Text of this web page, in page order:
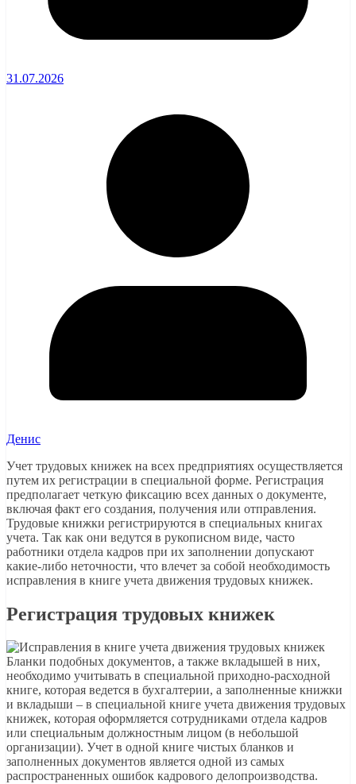
31.07.2026
Денис
Учет трудовых книжек на всех предприятиях осуществляется
путем их регистрации в специальной форме. Регистрация
предполагает четкую фиксацию всех данных о документе,
включая факт его создания, получения или отправления.
Трудовые книжки регистрируются в специальных книгах
учета. Так как они ведутся в рукописном виде, часто
работники отдела кадров при их заполнении допускают
какие-либо неточности, что влечет за собой необходимость
исправления в книге учета движения трудовых книжек.
Регистрация трудовых книжек
Бланки подобных документов, а также вкладышей в них,
необходимо учитывать в специальной приходно-расходной
книге, которая ведется в бухгалтерии, а заполненные книжки
и вкладыши – в специальной книге учета движения трудовых
книжек, которая оформляется сотрудниками отдела кадров
или специальным должностным лицом (в небольшой
организации). Учет в одной книге чистых бланков и
заполненных документов является одной из самых
распространенных ошибок кадрового делопроизводства.